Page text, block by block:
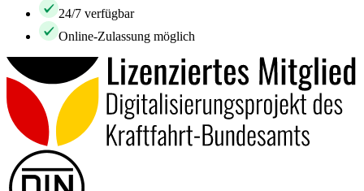
24/7 verfügbar
Online-Zulassung möglich